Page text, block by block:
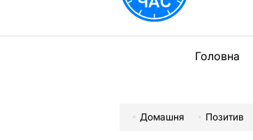
Головна
Домашня Позитив